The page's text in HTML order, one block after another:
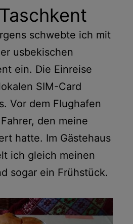
schwebte ich mit
usbekischen
ein. Die Einreise
SIM-Card
Vor dem Flughafen
den meine
hatte. Im Gästehaus
ich gleich meinen
sogar ein Frühstück.